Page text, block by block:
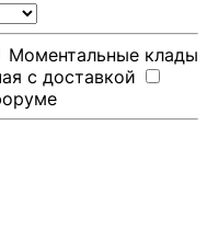
Моментальные клады
с доставкой